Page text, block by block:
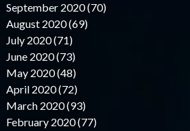
September 2020 (70)
August 2020 (69)
July 2020 (71)
June 2020 (73)
May 2020 (48)
April 2020 (72)
March 2020 (93)
February 2020 (77)